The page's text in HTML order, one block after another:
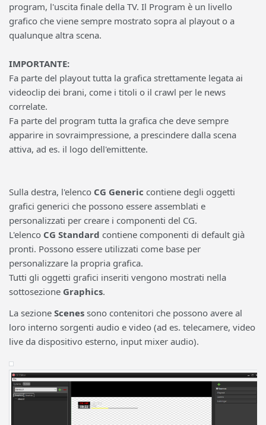
program, l'uscita finale della TV. Il Program è un livello
grafico che viene sempre mostrato sopra al playout o a
qualunque altra scena.
IMPORTANTE:
Fa parte del playout tutta la grafica strettamente legata ai
videoclip dei brani, come i titoli o il crawl per le news
correlate.
Fa parte del program tutta la grafica che deve sempre
apparire in sovraimpressione, a prescindere dalla scena
attiva, ad es. il logo dell'emittente.
Sulla destra, l'elenco CG Generic contiene degli oggetti
grafici generici che possono essere assemblati e
personalizzati per creare i componenti del CG.
L'elenco CG Standard contiene componenti di default già
pronti. Possono essere utilizzati come base per
personalizzare la propria grafica.
Tutti gli oggetti grafici inseriti vengono mostrati nella
sottosezione Graphics.
La sezione Scenes sono contenitori che possono avere al
loro interno sorgenti audio e video (ad es. telecamere, video
live da dispositivo esterno, input mixer audio).